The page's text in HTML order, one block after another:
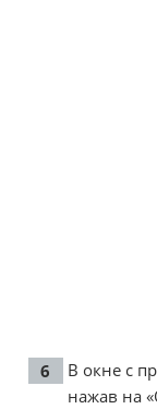
В окне с
нажав на